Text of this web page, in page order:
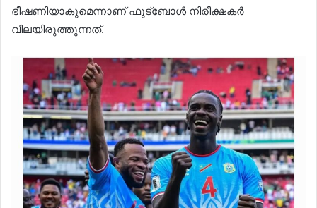
ഭീഷണിയാകുമെന്നാണ് ഫുട്ബോൾ നിരീക്ഷകർ
വിലയിരുത്തുന്നത്.